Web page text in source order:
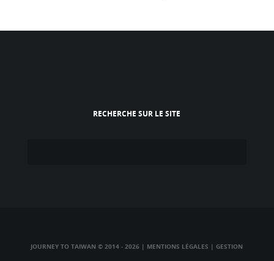
RECHERCHE SUR LE SITE
JOURNEY TO TAIWAN © 2014 - 2026 | MENTIONS LÉGALES |GESTION